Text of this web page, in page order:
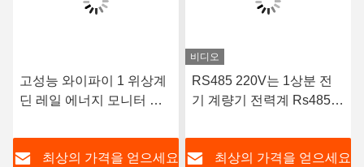
고성능 와이파이 1 위상계
딘 레일 에너지 모니터 단
미터
최상의 가격을 얻으세요
비디오
RS485 220V는 1상분 전
기 계량기 전력계 Rs485를
최상의 가격을 얻으세요